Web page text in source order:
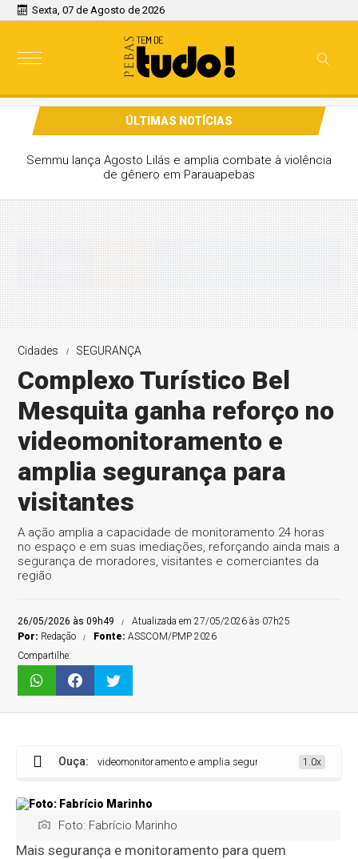
Sexta, 07 de Agosto de 2026
ÚLTIMAS NOTÍCIAS
Semmu lança Agosto Lilás e amplia combate à violência
de gênero em Parauapebas
Cidades SEGURANÇA
Complexo Turístico Bel
Mesquita ganha reforço no
videomonitoramento e
amplia segurança para
visitantes
A ação amplia a capacidade de monitoramento 24 horas
no espaço e em suas imediações, reforçando ainda mais a
segurança de moradores, visitantes e comerciantes da
região
26/05/2026 às 09h49
Atualizada em 27/05/2026 às 07h25
Por: Redação Fonte:ASSCOM/PMP 2026
Compartilhe:
Ouça:
reforço no videomonitoramento e amplia segurança para visitantes
1.0x
Foto: Fabrício Marinho
Mais segurança e monitoramento para quem